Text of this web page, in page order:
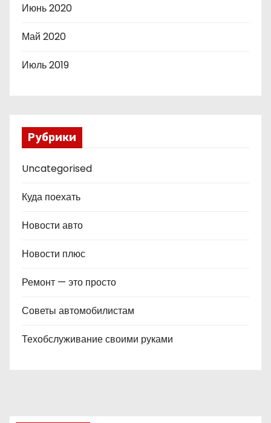
Июнь 2020
Май 2020
Июль 2019
Рубрики
Uncategorised
Куда поехать
Новости авто
Новости плюс
Ремонт — это просто
Советы автомобилистам
Техобслуживание своими руками